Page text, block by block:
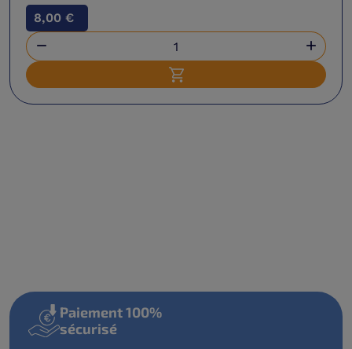
8,00 €
 
Ajouter au panier
Paiement 100%
sécurisé